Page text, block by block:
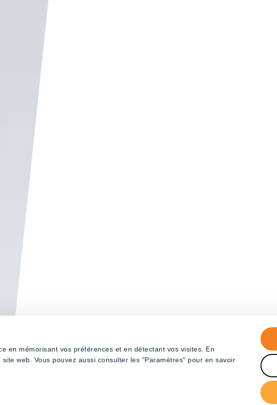
en mémorisant vos préférences et en détectant vos visites. En
web. Vous pouvez aussi consulter les "Paramètres" pour en savoir